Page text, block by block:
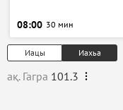
08:00 30 мин
Иацы Иахьа
ақ. Гагра 101.3